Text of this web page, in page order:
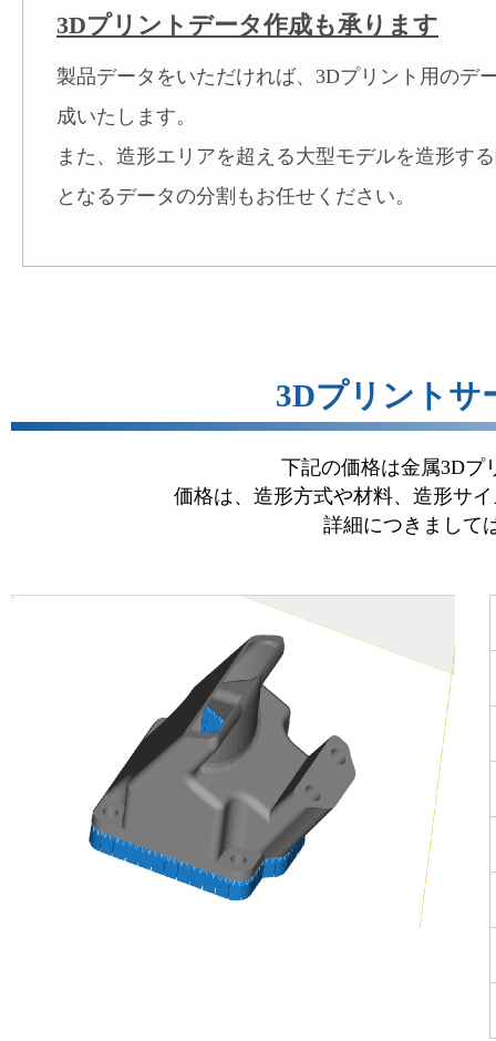
3Dプリントデータ作成も承ります
製品データをいただければ、3Dプリント用のデ
成いたします。
また、造形エリアを超える大型モデルを造形す
となるデータの分割もお任せください。
3Dプリントサ
下記の価格は金属3Dプ
価格は、造形方式や材料、造形サ
詳細につきまして